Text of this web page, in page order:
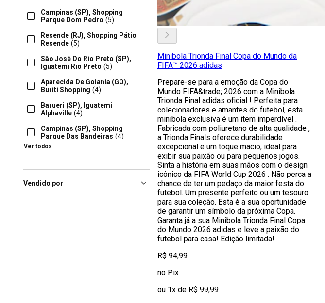
Campinas (SP), Shopping
Parque Dom Pedro (5)
Resende (RJ), Shopping Pátio
Resende (5)
São José Do Rio Preto (SP),
Iguatemi Rio Preto (5)
Aparecida De Goiania (GO),
Buriti Shopping (4)
Barueri (SP), Iguatemi
Alphaville (4)
Campinas (SP), Shopping
Parque Das Bandeiras (4)
Caruaru (PE), Shopping
Shopping
Ver todos
Vendido por
Minibola Trionda Final Copa do Mundo da
FIFA™ 2026 adidas
Prepare-se para a emoção da Copa do
Mundo FIFA&trade; 2026 com a Minibola
Trionda Final adidas oficial ! Perfeita para
colecionadores e amantes do futebol, esta
minibola exclusiva é um item imperdível .
Fabricada com poliuretano de alta qualidade ,
a Trionda Finals oferece durabilidade
excepcional e um toque macio, ideal para
exibir sua paixão ou para pequenos jogos.
Sinta a história em suas mãos com o design
icônico da FIFA World Cup 2026 . Não perca a
chance de ter um pedaço da maior festa do
futebol. Um presente perfeito ou um tesouro
para sua coleção. Esta é a sua oportunidade
de garantir um símbolo da próxima Copa.
Garanta já a sua Minibola Trionda Final Copa
do Mundo 2026 adidas e leve a paixão do
futebol para casa! Edição limitada!
R$ 94,99
no Pix
ou 1x de R$ 99,99